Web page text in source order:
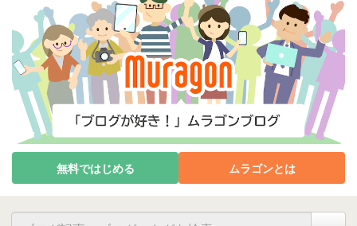
無料ではじめる ムラゴンとは